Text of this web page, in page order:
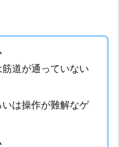
道が通っていない
は操作が難解なゲ